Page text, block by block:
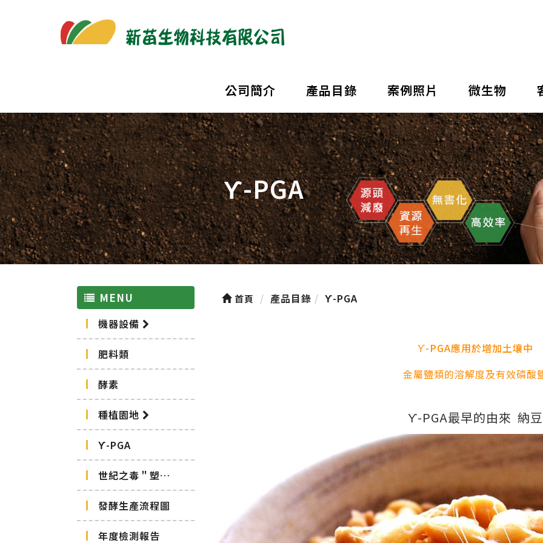
公司簡介 產品目錄 案例照片 微生物
ϒ-PGA
MENU
機器設備
肥料類
酵素
種植園地
ϒ-PGA
世紀之毒＂塑化劑＂
發酵生產流程圖
年度檢測報告
首頁 產品目錄 ϒ-PGA
ϒ-PGA應用於增加土壤中
金屬鹽類的溶解度及有效磷酸
ϒ-PGA最早的由來 納豆